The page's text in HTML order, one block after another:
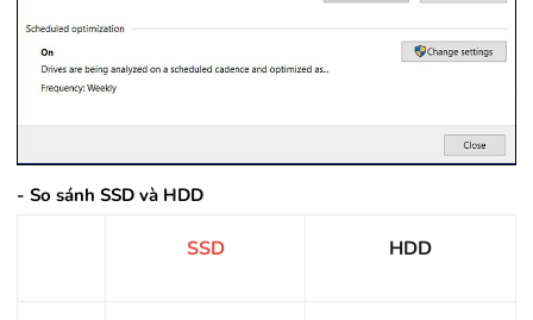
- So sánh SSD và HDD
SSD HDD